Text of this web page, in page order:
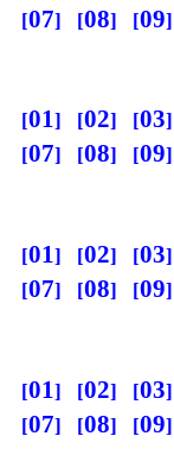
07
08 09
01 02 03
07
08 09
01 02 03
07
08 09
01 02 03
07
08 09